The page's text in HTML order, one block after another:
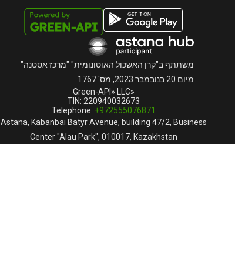
«Green-API» LLC
TIN: 220940032673
Telephone: +972555076871
Astana, Kabanbai Batyr Avenue, building 47/2, Business
Center "Alau Park", 010017, Kazakhstan
משתתף ב"קרן האשכול האוטונומית" "מרכז אסטנה"
מיום 20 בנובמבר 2023, מס' 1767